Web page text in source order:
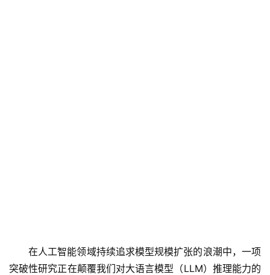
在人工智能领域持续追求模型规模扩张的浪潮中，一项
突破性研究正在颠覆我们对大语言模型（LLM）推理能力的